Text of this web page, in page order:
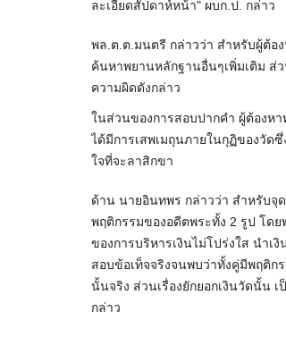
ละเอียดสัปดาห์หน้า" ผบก.ป. กล่าว
พล.ต.ต.มนตรี กล่าวว่า สำหรับผู้ต้อ
ค้นหาพยานหลักฐานอื่นๆเพิ่มเติม ส่
ความผิดดังกล่าว
ในส่วนของการสอบปากคำ ผู้ต้องห
ได้มีการเสพเมถุนภายในกุฏิของวัด
ใจที่จะลาสิกขา
ด้าน นายอินทพร กล่าวว่า สำหรับจุ
พฤติกรรมของอดีตพระทั้ง 2 รูป โดย
ของการบริหารเงินไม่โปร่งใส นำเ
สอบข้อเท็จจริงจนพบว่าทั้งคู่มีพฤติก
นั้นจริง ส่วนเรื่องยักยอกเงินวัดนั้น
กล่าว